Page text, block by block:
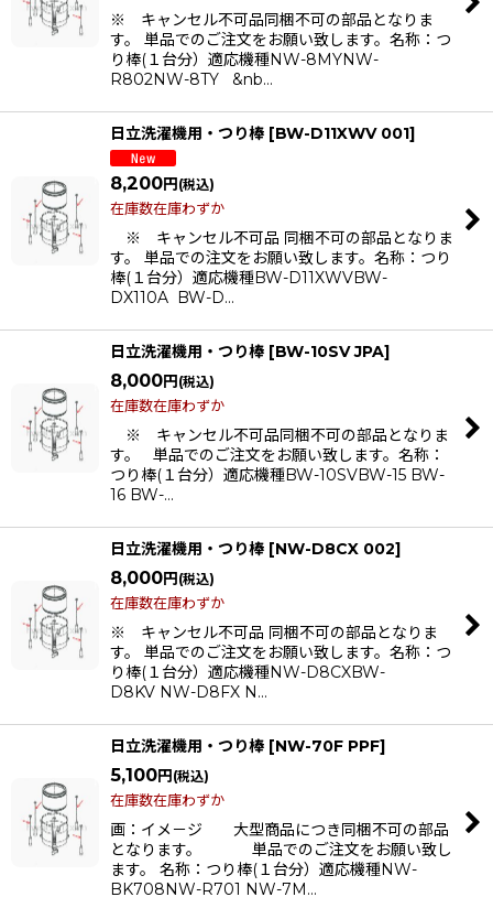
※ キャンセル不可品同梱不可の部品となりま
す。 単品でのご注文をお願い致します。名称：つ
り棒(１台分）適応機種NW-8MYNW-
R802NW-8TY &nb…
日立洗濯機用・つり棒 [BW-D11XWV 001]
8,200円 (税込)
在庫数在庫わずか
※ キャンセル不可品 同梱不可の部品となりま
す。 単品での注文をお願い致します。名称：つり
棒(１台分）適応機種BW-D11XWVBW-
DX110A BW-D…
日立洗濯機用・つり棒 [BW-10SV JPA]
8,000円 (税込)
在庫数在庫わずか
※ キャンセル不可品同梱不可の部品となりま
す。 単品でのご注文をお願い致します。名称：
つり棒(１台分）適応機種BW-10SVBW-15 BW-
16 BW-…
日立洗濯機用・つり棒 [NW-D8CX 002]
8,000円 (税込)
在庫数在庫わずか
※ キャンセル不可品 同梱不可の部品となりま
す。 単品でのご注文をお願い致します。名称：つ
り棒(１台分）適応機種NW-D8CXBW-
D8KV NW-D8FX N…
日立洗濯機用・つり棒 [NW-70F PPF]
5,100円 (税込)
在庫数在庫わずか
画：イメ－ジ 大型商品につき同梱不可の部品
となります。 単品でのご注文をお願い致し
ます。 名称：つり棒(１台分）適応機種NW-
BK708NW-R701 NW-7M…